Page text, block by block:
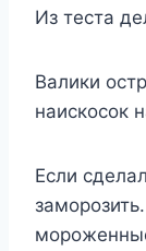
Из теста
Валики
наискосок
Если